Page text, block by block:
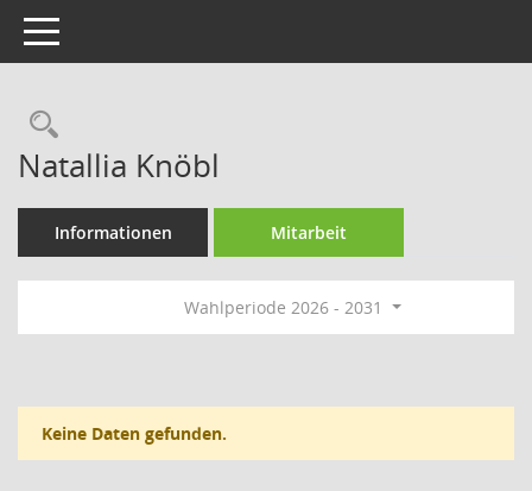
Toggle navigation
Rechercheauswahl
Natallia Knöbl
Informationen Mitarbeit
Wahlperiode 2026 - 2031
Keine Daten gefunden.